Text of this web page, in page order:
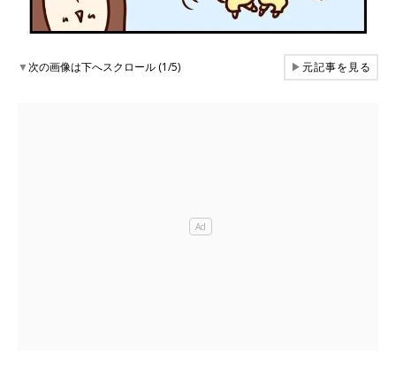
▼次の画像は下へスクロール (1/5) ▶元記事を見る